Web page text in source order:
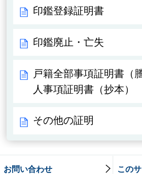
印鑑登録証明書
印鑑廃止・亡失
戸籍全部事項証明書（
人事項証明書（抄本）
その他の証明
お問い合わせ この